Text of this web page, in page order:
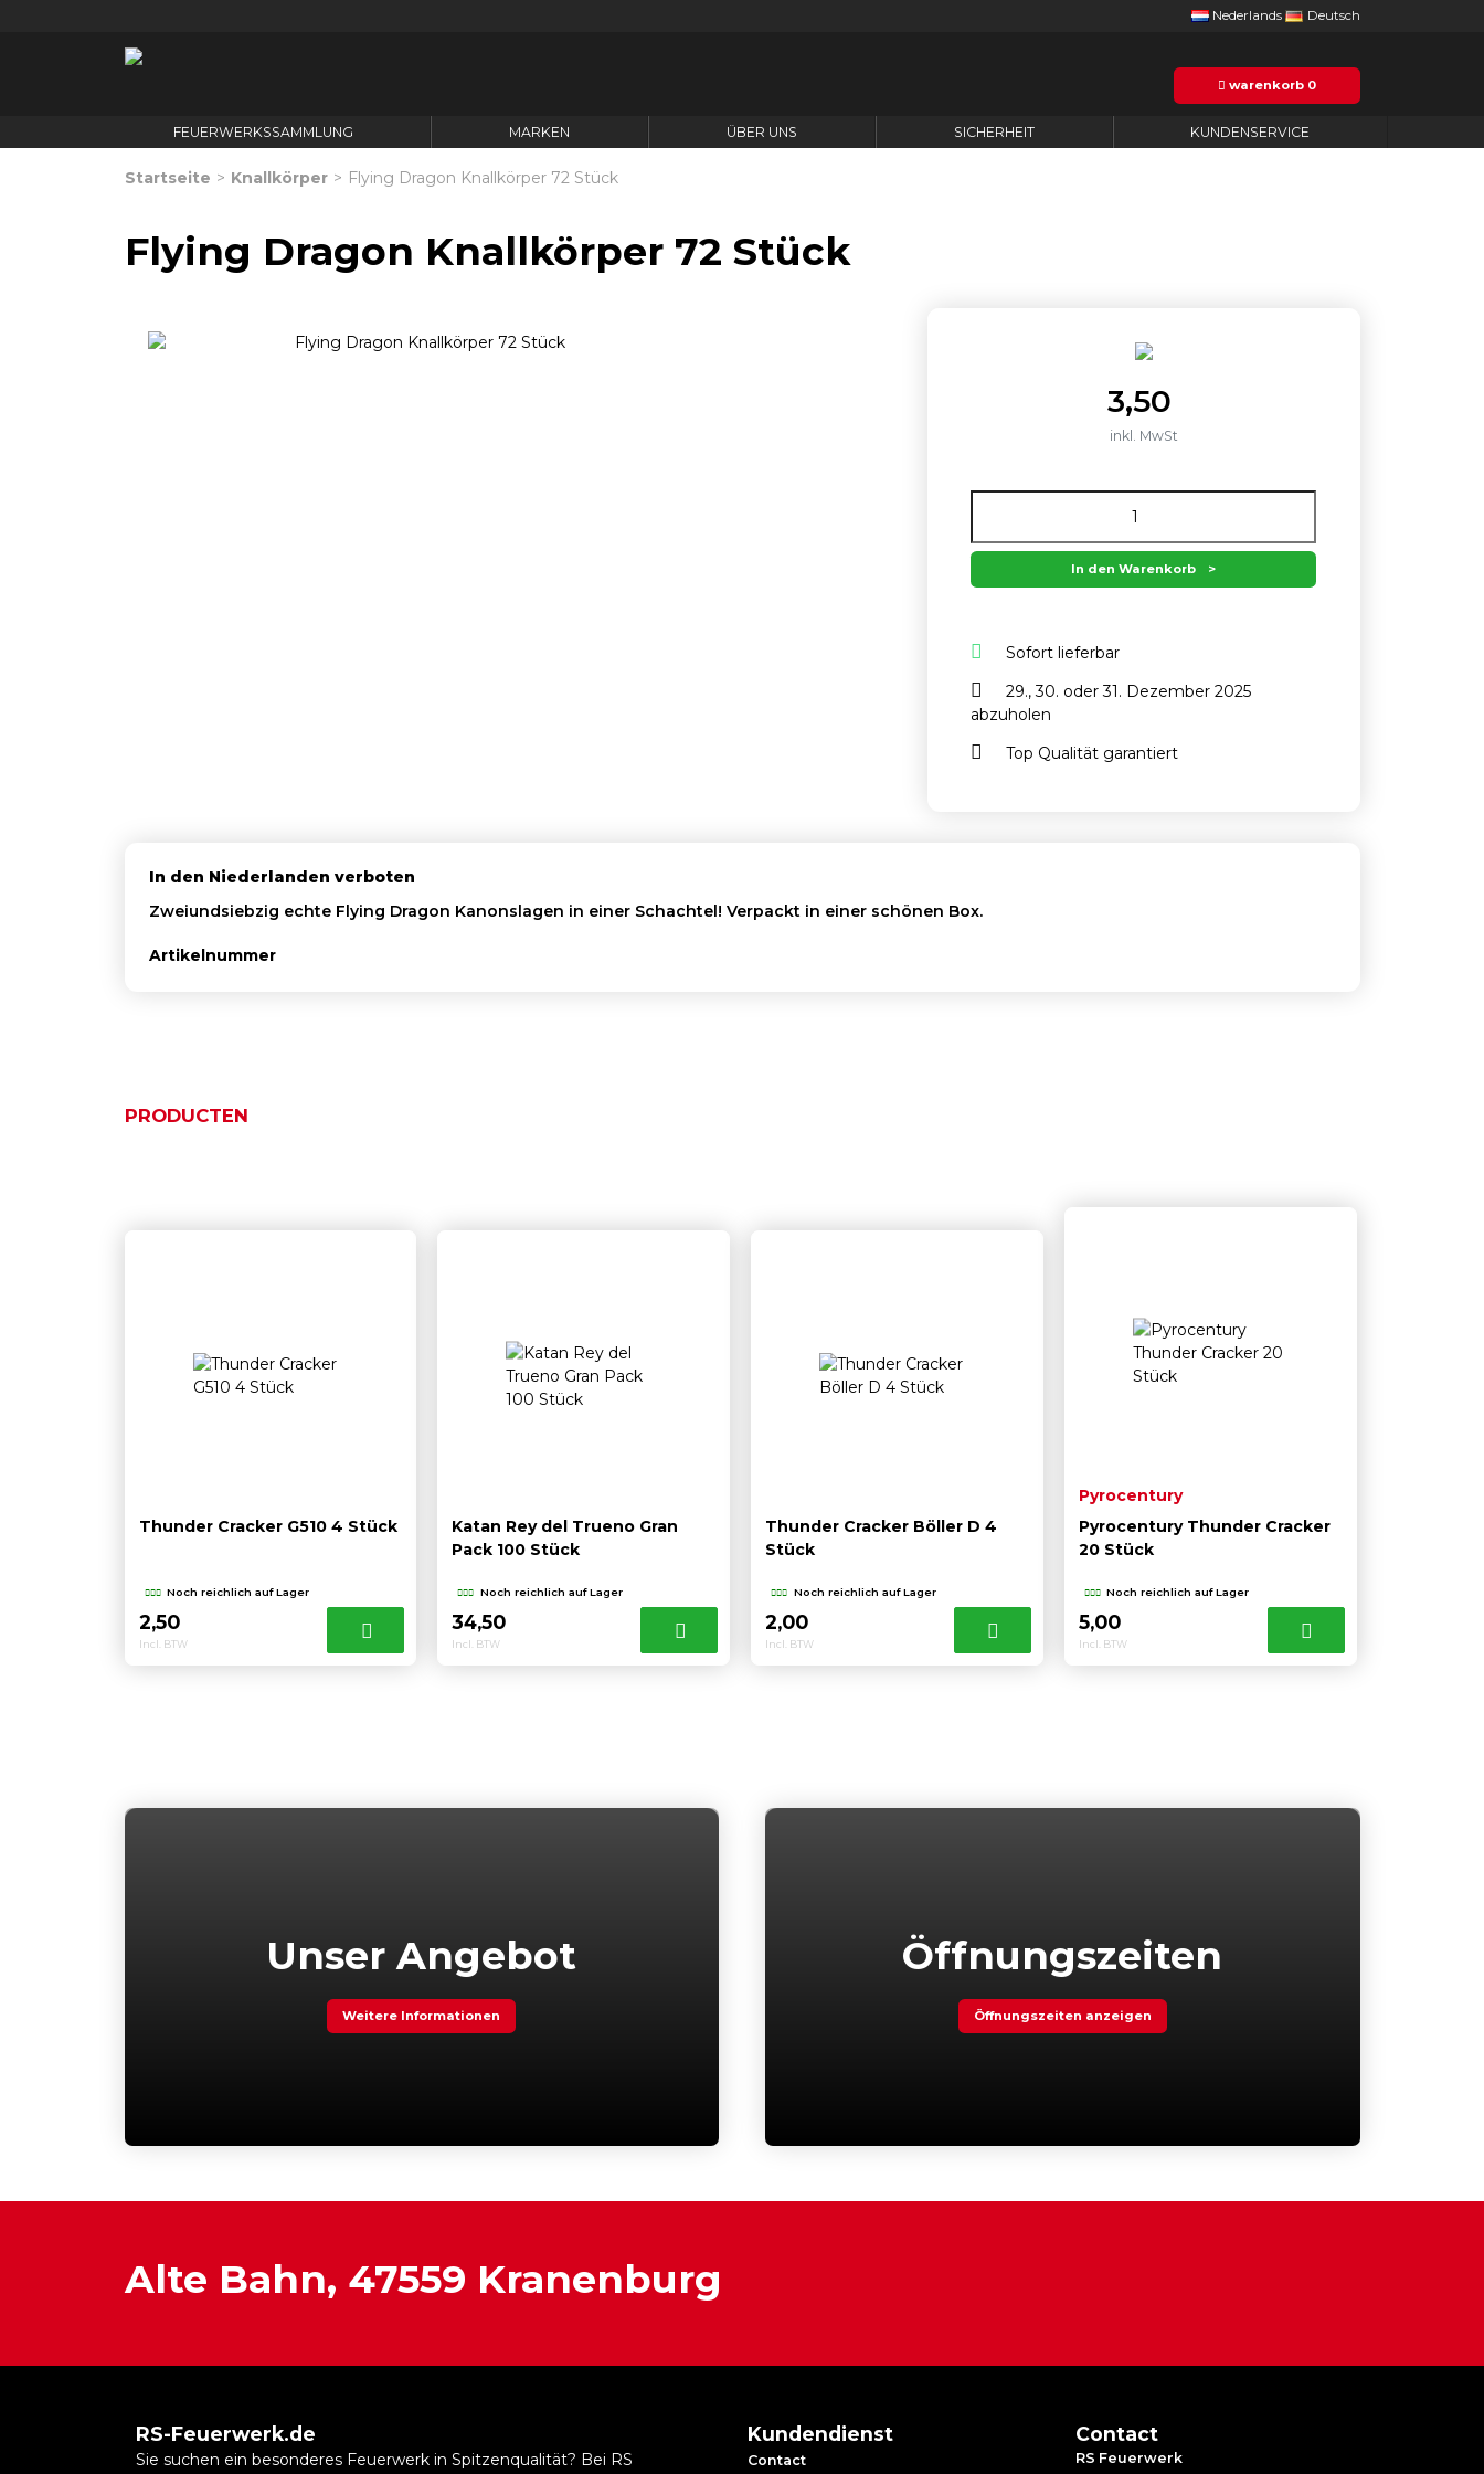
Nederlands Deutsch
warenkorb 0
FEUERWERKSSAMMLUNG MARKEN ÜBER UNS SICHERHEIT KUNDENSERVICE
Startseite > Knallkörper > Flying Dragon Knallkörper 72 Stück
Flying Dragon Knallkörper 72 Stück
3,50
inkl. MwSt
In den Warenkorb
Sofort lieferbar
29., 30. oder 31. Dezember 2025
abzuholen
Top Qualität garantiert
In den Niederlanden verboten
Zweiundsiebzig echte Flying Dragon Kanonslagen in einer Schachtel! Verpackt in einer schönen Box.
Artikelnummer
PRODUCTEN
Thunder Cracker G510 4 Stück
Noch reichlich auf Lager
2,50
Incl. BTW
Katan Rey del Trueno Gran
Pack 100 Stück
Noch reichlich auf Lager
34,50
Incl. BTW
Thunder Cracker Böller D 4
Stück
Noch reichlich auf Lager
2,00
Incl. BTW
Pyrocentury
Pyrocentury Thunder Cracker
20 Stück
Noch reichlich auf Lager
5,00
Incl. BTW
Unser Angebot
Weitere Informationen
Öffnungszeiten
Öffnungszeiten anzeigen
Alte Bahn, 47559 Kranenburg
RS-Feuerwerk.de
Sie suchen ein besonderes Feuerwerk in Spitzenqualität? Bei RS
Kundendienst
Contact
Contact
RS Feuerwerk